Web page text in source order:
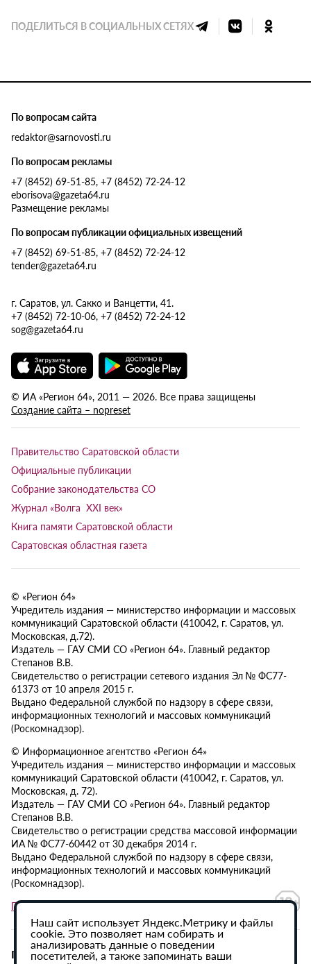
ПОДЕЛИТЬСЯ В СОЦИАЛЬНЫХ СЕТЯХ
По вопросам сайта
redaktor@sarnovosti.ru
По вопросам рекламы
+7 (8452) 69-51-85, +7 (8452) 72-24-12
eborisova@gazeta64.ru
Размещение рекламы
По вопросам публикации официальных извещений
+7 (8452) 69-51-85, +7 (8452) 72-24-12
tender@gazeta64.ru
г. Саратов, ул. Сакко и Ванцетти, 41.
+7 (8452) 72-10-06, +7 (8452) 72-24-12
sog@gazeta64.ru
© ИА «Регион 64», 2011 — 2026. Все права защищены
Создание сайта – nopreset
Правительство Саратовской области
Официальные публикации
Собрание законодательства СО
Журнал «Волга XXI век»
Книга памяти Саратовской области
Саратовская областная газета
© «Регион 64»
Учредитель издания — министерство информации и массовых
коммуникаций Саратовской области (410042, г. Саратов, ул.
Московская, д.72).
Издатель — ГАУ СМИ СО «Регион 64». Главный редактор
Степанов В.В.
Свидетельство о регистрации сетевого издания Эл № ФС77-
61373 от 10 апреля 2015 г.
Выдано Федеральной службой по надзору в сфере связи,
информационных технологий и массовых коммуникаций
(Роскомнадзор).
© Информационное агентство «Регион 64»
Учредитель издания — министерство информации и массовых
коммуникаций Саратовской области (410042, г. Саратов, ул.
Московская, д. 72).
Издатель — ГАУ СМИ СО «Регион 64». Главный редактор
Степанов В.В.
Свидетельство о регистрации средства массовой информации
ИА № ФС77-60442 от 30 декабря 2014 г.
Выдано Федеральной службой по надзору в сфере связи,
информационных технологий и массовых коммуникаций
(Роскомнадзор).
Политика в отношении обработки персональных данных
При использовании материалов сайта активная
Наш сайт использует Яндекс.Метрику и файлы
cookie. Это позволяет нам собирать и
анализировать данные о поведении
посетителей, а также запоминать ваши